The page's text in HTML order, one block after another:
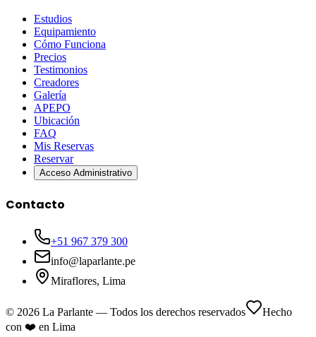
Estudios
Equipamiento
Cómo Funciona
Precios
Testimonios
Creadores
Galería
APEPO
Ubicación
FAQ
Mis Reservas
Reservar
Acceso Administrativo
Contacto
+51 967 379 300
info@laparlante.pe
Miraflores, Lima
© 2026 La Parlante — Todos los derechos reservados
Hecho
con ❤️ en Lima